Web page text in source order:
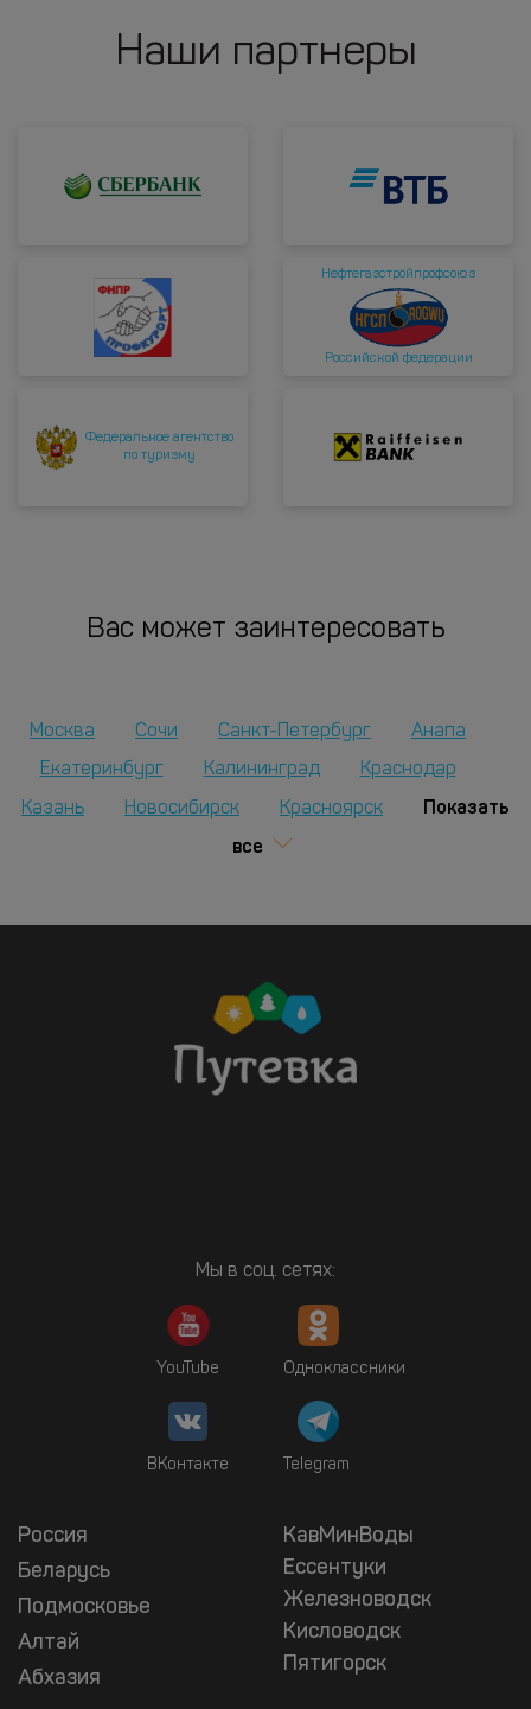
Наши партнеры
Нефтегазстройпрофсоюз
Российской федерации
Федеральное агентство
по туризму
Вас может заинтересовать
Москва Сочи Санкт-Петербург
Анапа
Екатеринбург
Калининград Краснодар
Казань Новосибирск Красноярск
Показать
все
Мы в соц. сетях:
YouTube Одноклассники
ВКонтакте Telegram
Россия
Беларусь
Подмосковье
Алтай
Абхазия
КавМинВоды
Ессентуки
Железноводск
Кисловодск
Пятигорск